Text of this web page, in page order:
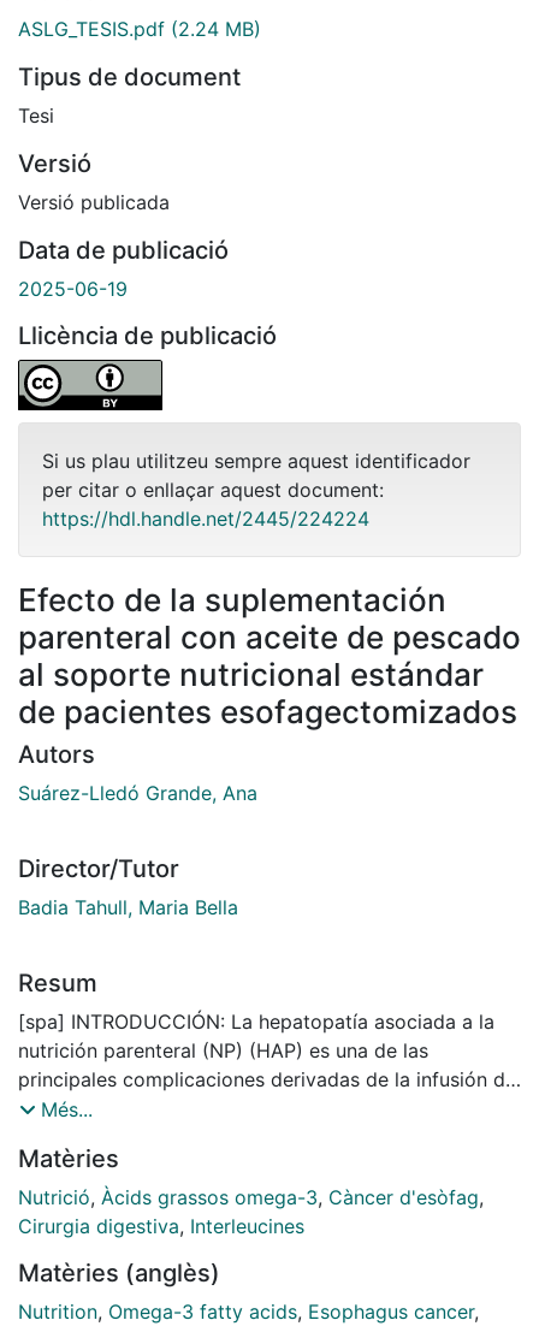
ASLG_TESIS.pdf (2.24 MB)
Tipus de document
Tesi
Versió
Versió publicada
Data de publicació
2025-06-19
Llicència de publicació
Si us plau utilitzeu sempre aquest identificador
per citar o enllaçar aquest document:
https://hdl.handle.net/2445/224224
Efecto de la suplementación
parenteral con aceite de pescado
al soporte nutricional estándar
de pacientes esofagectomizados
Autors
Suárez-Lledó Grande, Ana
Director/Tutor
Badia Tahull, Maria Bella
Resum
[spa] INTRODUCCIÓN: La hepatopatía asociada a la
nutrición parenteral (NP) (HAP) es una de las
principales complicaciones derivadas de la infusión de
emulsiones lipídicas (EL) en la NP, y se ha asociado a
la evolución de los componentes de la NP, se ha
optado como estrategia la reducción en aporte
calórico restringiendo el uso de lípidos. La elección de
metabólicos e inmunomoduladores. La utilización de
EL de aceite de pescado (AP), por su efecto
Més...
Matèries
Nutrició, Àcids grassos omega-3, Càncer d'esòfag,
Cirurgia digestiva, Interleucines
Matèries (anglès)
Nutrition, Omega-3 fatty acids, Esophagus cancer,